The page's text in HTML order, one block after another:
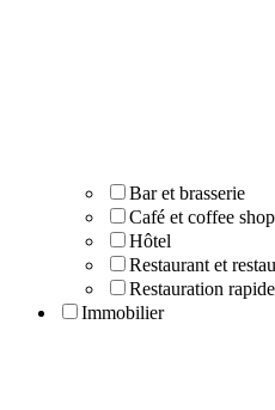
Bar et brasserie
Café et coffee shop
Hôtel
Restaurant et
Restauration rapide
Immobilier